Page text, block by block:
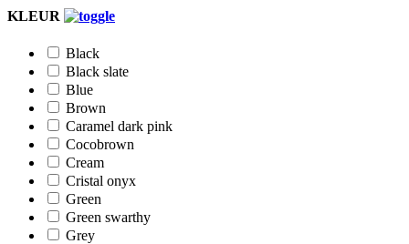
Black
Blue
Brown
Caramel dark pink
Cocobrown
Cream
Cristal onyx
Green
Green swarthy
Grey
Grey blue
Grey brown
KLEUR
Black
Black slate
Blue
Brown
Caramel dark pink
Cocobrown
Cream
Cristal onyx
Green
Green swarthy
Grey